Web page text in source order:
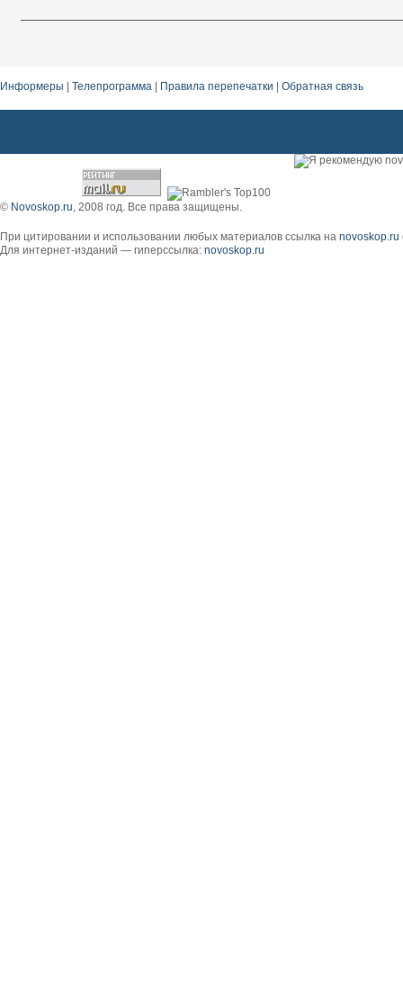
Информеры Телепрограмма Правила перепечатки Обратная связь
© Novoskop.ru, 2008 год. Все права защищены.
При цитировании и использовании любых материалов ссылка на novoskop.ru
Для интернет-изданий — гиперссылка: novoskop.ru